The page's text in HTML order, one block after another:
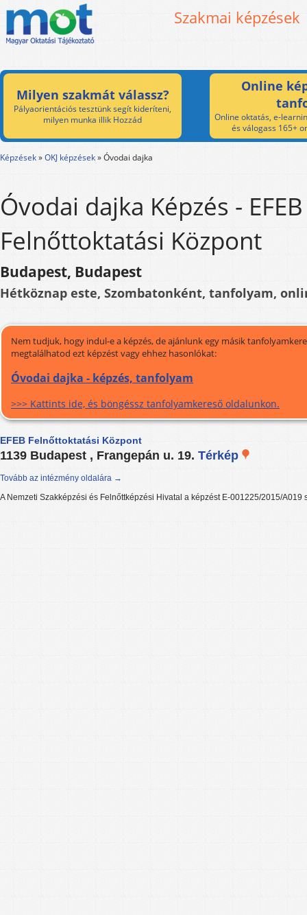
Szakmai képzések
Milyen szakmát válassz?
Pályaorientációs tesztünk segít kideríteni,
milyen munka illik Hozzád
Online
Online oktatás, e-
és válogass 165+
Képzések»OKJ képzések»Óvodai dajka
Óvodai dajka Képzés - EFEB
Felnőttoktatási Központ
Budapest, Budapest
Hétköznap este, Szombatonként, tanfolyam,
Nem tudjuk, hogy indul-e a képzés, de ajánlunk egy másik
megtalálhatod ezt képzést vagy ehhez hasonlókat:
Óvodai dajka - képzés, tanfolyam
>>> Kattints ide, és böngéssz tanfolyamkereső oldalunkon.
EFEB Felnőttoktatási Központ
1139 Budapest , Frangepán u. 19. Térkép
Tovább az intézmény oldalára →
A Nemzeti Szakképzési és Felnőttképzési Hivatal a képzést E-001225/2015/A019